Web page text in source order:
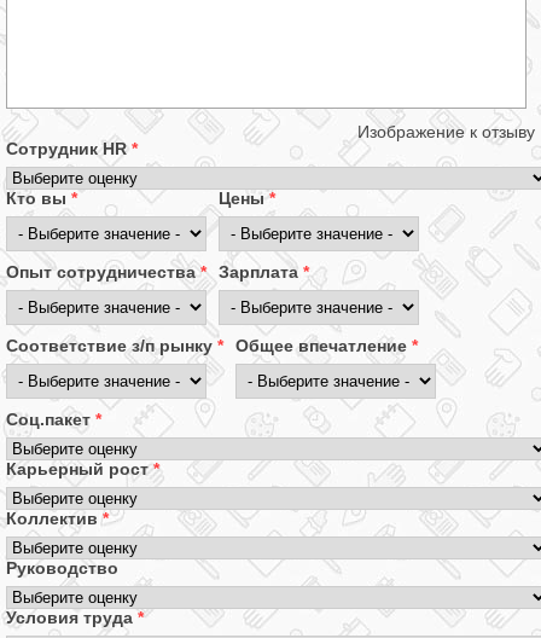
Изображение к отзыву
Сотрудник HR *
Кто вы * Цены*
Опыт сотрудничества* Зарплата *
Соответствие з/п рынку * Общее впечатление *
Соц.пакет *
Карьерный рост*
Коллектив*
Руководство
Условия труда *